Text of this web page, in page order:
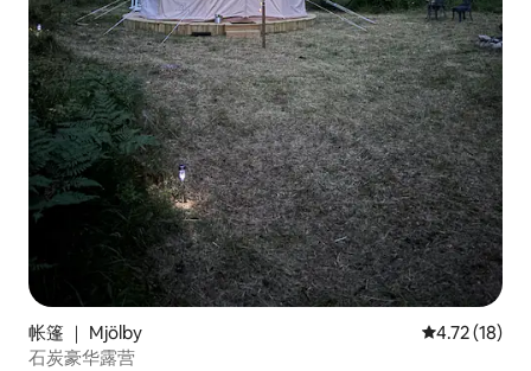
帐篷 ｜ Mjölby 平均评分
4.72 (18)
石炭豪华露营